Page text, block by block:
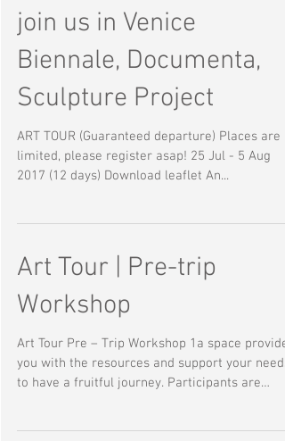
Art Tour Guaranteed
Departure | Register to
join us in Venice
Biennale, Documenta,
Sculpture Project
ART TOUR (Guaranteed departure) Places are
limited, please register asap! 25 Jul - 5 Aug
Art Tour | Pre-trip
Workshop